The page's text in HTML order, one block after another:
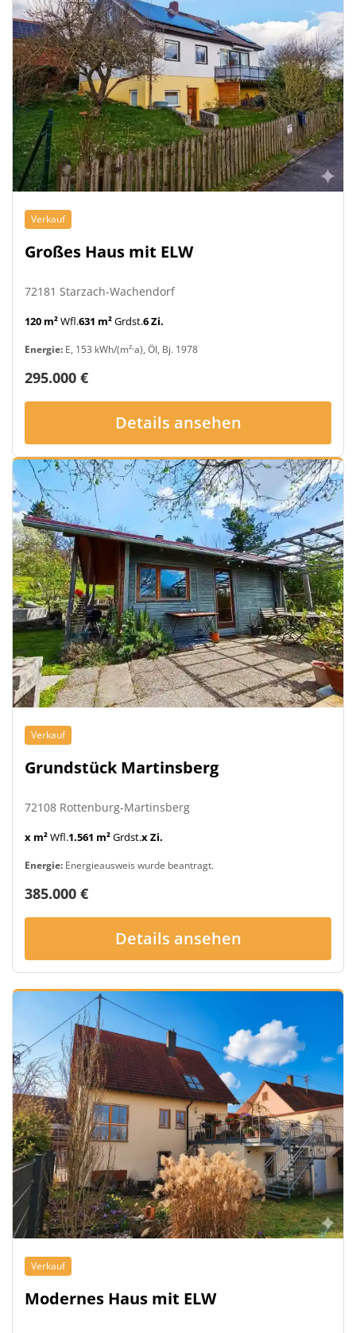
Verkauf
Großes Haus mit ELW
72181 Starzach-Wachendorf
120 m²Wfl.631 m²Grdst.6 Zi.
Energie: E, 153 kWh/(m²·a), Öl, Bj. 1978
295.000 €
Details ansehen
Verkauf
Grundstück Martinsberg
72108 Rottenburg-Martinsberg
x m²Wfl.1.561 m²Grdst.x Zi.
Energie: Energieausweis wurde beantragt.
385.000 €
Details ansehen
Verkauf
Modernes Haus mit ELW